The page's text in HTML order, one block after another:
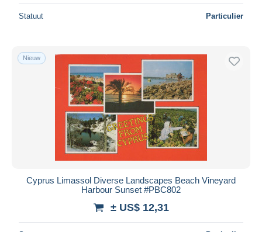
Statuut Particulier
Nieuw
Cyprus Limassol Diverse Landscapes Beach Vineyard
Harbour Sunset #PBC802
± US$ 12,31